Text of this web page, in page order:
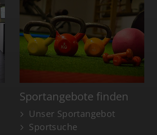
Sportangebote finden
Unser Sportangebot
Sportsuche